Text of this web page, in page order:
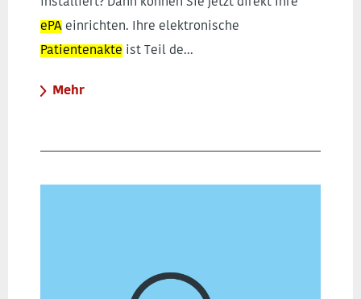
ePA einrichten. Ihre elektronische
Patientenakte ist Teil de...
Mehr